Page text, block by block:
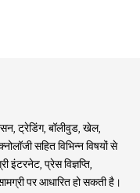
ट्रेडिंग, बॉलीवुड, खेल,
सहित विभिन्न विषयों से
इंटरनेट, प्रेस विज्ञप्ति,
पर आधारित हो सकती है।